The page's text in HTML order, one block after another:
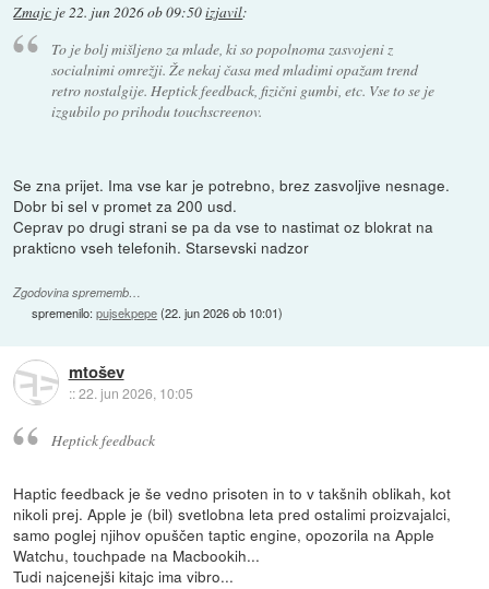
Zmajc je22. jun 2026 ob 09:50izjavil:
To je bolj mišljeno za mlade, ki so popolnoma zasvojeni z
socialnimi omrežji. Že nekaj časa med mladimi opažam trend
retro nostalgije. Heptick feedback, fizični gumbi, etc. Vse to se je
izgubilo po prihodu touchscreenov.
Se zna prijet. Ima vse kar je potrebno, brez zasvoljive nesnage.
Dobr bi sel v promet za 200 usd.
Ceprav po drugi strani se pa da vse to nastimat oz blokrat na
prakticno vseh telefonih. Starsevski nadzor
Zgodovina sprememb…
spremenilo:pujsekpepe(22. jun 2026 ob 10:01)
mtošev
::22. jun 2026, 10:05
Heptick feedback
Haptic feedback je še vedno prisoten in to v takšnih oblikah, kot
nikoli prej. Apple je (bil) svetlobna leta pred ostalimi proizvajalci,
samo poglej njihov opuščen taptic engine, opozorila na Apple
Watchu, touchpade na Macbookih...
Tudi najcenejši kitajc ima vibro...